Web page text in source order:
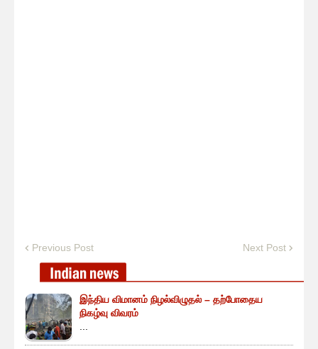
Previous Post Next Post
இந்திய விமானம் நிழல்விழுதல் – தற்போதைய
நிகழ்வு விவரம்
...